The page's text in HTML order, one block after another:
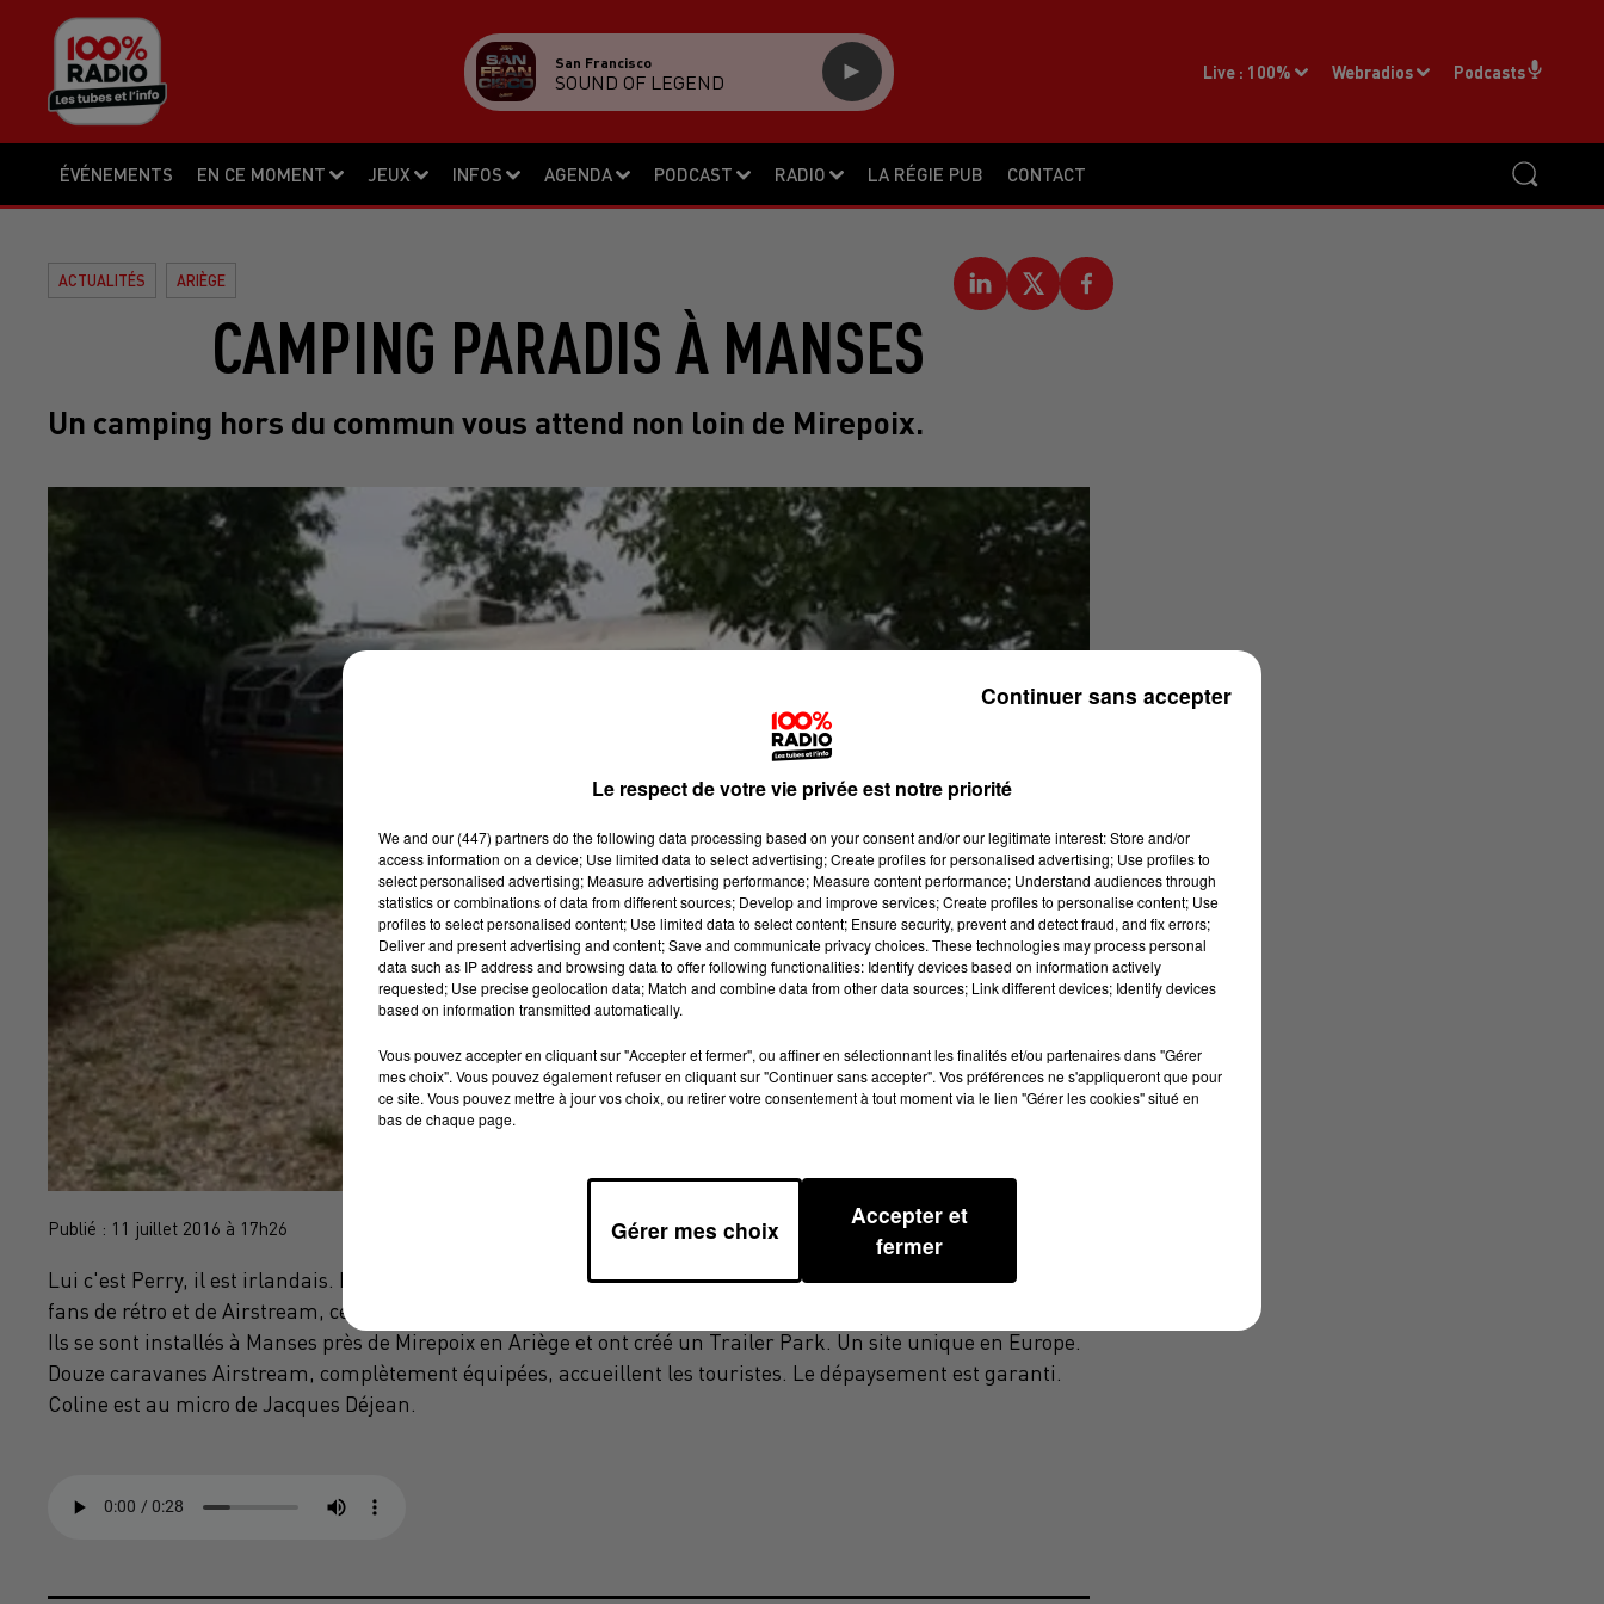
ÉVÉNEMENTS EN CE MOMENT JEUX INFOS AGENDA PODCAST RADIO LA RÉGIE PUB CONTACT
Live : 100% Webradios Podcasts
San Francisco
SOUND OF LEGEND
ACTUALITÉS ARIÈGE
CAMPING PARADIS À MANSES
Un camping hors du commun vous attend non loin de Mirepoix.
Publié : 11 juillet 2016 à 17h26
Lui c'est Perry, il est irlandais. Elle c'est Coline, elle est française. Ils se sont connus dans un cirque et sont
fans de rétro et de Airstream, ces caravanes Made In USA construites en aluminium et datant des années 50.
Ils se sont installés à Manses près de Mirepoix en Ariège et ont créé un Trailer Park. Un site unique en Europe.
Douze caravanes Airstream, complètement équipées, accueillent les touristes. Le dépaysement est garanti.
Coline est au micro de Jacques Déjean.
Le respect de votre vie privée est notre priorité
We and our (447) partnersdo the following data processing based on your consent and/or our legitimate interest: Store and/or
access information on a device; Use limited data to select advertising; Create profiles for personalised advertising; Use profiles to
select personalised advertising; Measure advertising performance; Measure content performance; Understand audiences through
statistics or combinations of data from different sources; Develop and improve services; Create profiles to personalise content; Use
profiles to select personalised content; Use limited data to select content; Ensure security, prevent and detect fraud, and fix errors;
Deliver and present advertising and content; Save and communicate privacy choices. These technologies may process personal
data such as IP address and browsing data to offer following functionalities: Identify devices based on information actively
requested; Use precise geolocation data; Match and combine data from other data sources; Link different devices; Identify devices
based on information transmitted automatically.
Vous pouvez accepter en cliquant sur "Accepter et fermer", ou affiner en sélectionnant les finalités et/ou partenaires dans "Gérer
mes choix". Vous pouvez également refuser en cliquant sur "Continuer sans accepter". Vos préférences ne s'appliqueront que pour
ce site. Vous pouvez mettre à jour vos choix, ou retirer votre consentement à tout moment via le lien "Gérer les cookies" situé en
bas de chaque page.
Gérer mes choix
Accepter et
fermer
Continuer sans accepter